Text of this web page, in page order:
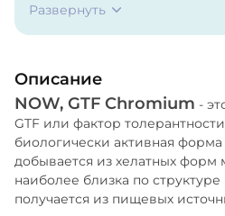
происхождения),
Растительная оболочка
происхождения), Лецитин
Триэтилцитрат,
магния (растительного
Развернуть
Описание
NOW, GTF Chromium -
GTF или фактор
биологически активная форма
добывается из хелатных форм
наиболее близка по
получается из пищевых